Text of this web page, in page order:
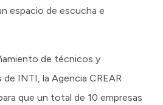
espacio de escucha e
de técnicos y
INTI, la Agencia CREAR
que un total de 10 empresas